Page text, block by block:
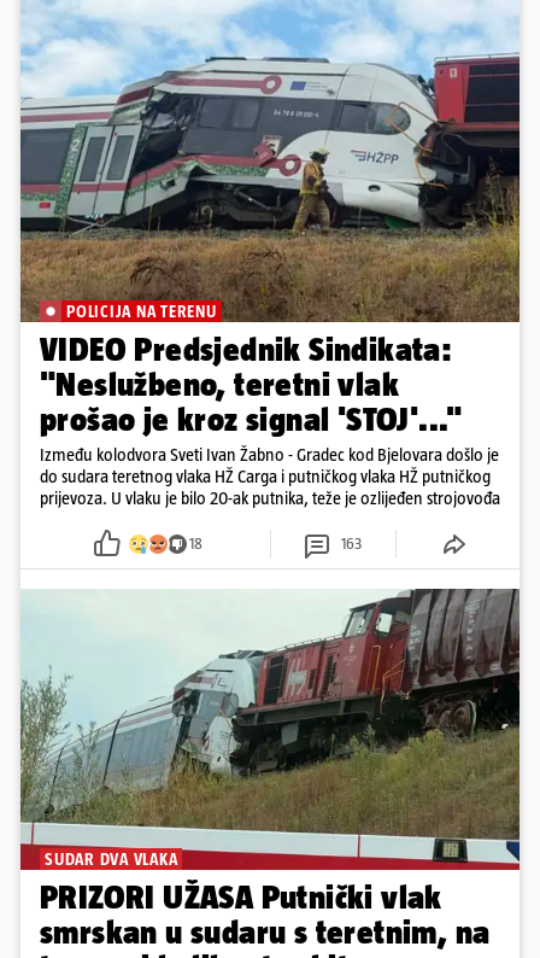
POLICIJA NA TERENU
VIDEO Predsjednik Sindikata:
"Neslužbeno, teretni vlak
prošao je kroz signal 'STOJ'..."
Između kolodvora Sveti Ivan Žabno - Gradec kod Bjelovara došlo je
do sudara teretnog vlaka HŽ Carga i putničkog vlaka HŽ putničkog
prijevoza. U vlaku je bilo 20-ak putnika, teže je ozlijeđen strojovođa
18 163
SUDAR DVA VLAKA
PRIZORI UŽASA Putnički vlak
smrskan u sudaru s teretnim, na